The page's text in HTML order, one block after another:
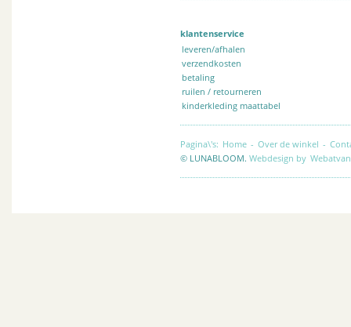
klantenservice
leveren/afhalen
verzendkosten
betaling
ruilen / retourneren
kinderkleding maattabel
Pagina\'s: Home - Over de winkel -
© LUNABLOOM. Webdesign by